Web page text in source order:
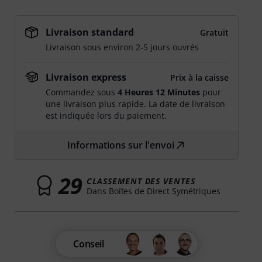
Livraison standard
Gratuit
Livraison sous environ 2-5 jours ouvrés
Livraison express
Prix à la caisse
Commandez sous4 Heures 12 Minutes pour
une livraison plus rapide. La date de livraison
est indiquée lors du paiement.
Informations sur l'envoi
29 CLASSEMENT DES VENTES
Dans Boîtes de Direct Symétriques
Conseil